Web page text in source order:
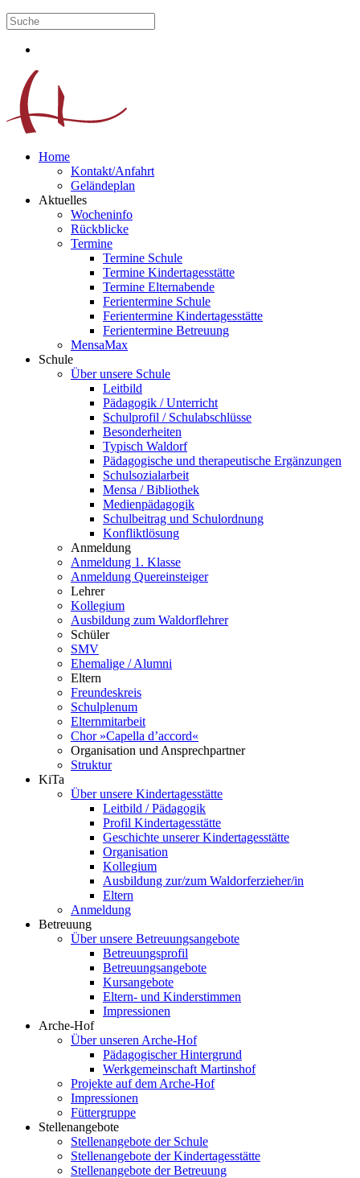
Home
Kontakt/Anfahrt
Geländeplan
Aktuelles
Wocheninfo
Rückblicke
Termine
Termine Schule
Termine Kindertagesstätte
Termine Elternabende
Ferientermine Schule
Ferientermine Kindertagesstätte
Ferientermine Betreuung
MensaMax
Schule
Über unsere Schule
Leitbild
Pädagogik / Unterricht
Schulprofil / Schulabschlüsse
Besonderheiten
Typisch Waldorf
Pädagogische und therapeutische Ergänzungen
Schulsozialarbeit
Mensa / Bibliothek
Medienpädagogik
Schulbeitrag und Schulordnung
Konfliktlösung
Anmeldung
Anmeldung 1. Klasse
Anmeldung Quereinsteiger
Lehrer
Kollegium
Ausbildung zum Waldorflehrer
Schüler
SMV
Ehemalige / Alumni
Eltern
Freundeskreis
Schulplenum
Elternmitarbeit
Chor »Capella d’accord«
Organisation und Ansprechpartner
Struktur
KiTa
Über unsere Kindertagesstätte
Leitbild / Pädagogik
Profil Kindertagesstätte
Geschichte unserer Kindertagesstätte
Organisation
Kollegium
Ausbildung zur/zum Waldorferzieher/in
Eltern
Anmeldung
Betreuung
Über unsere Betreuungsangebote
Betreuungsprofil
Betreuungsangebote
Kursangebote
Eltern- und Kinderstimmen
Impressionen
Arche-Hof
Über unseren Arche-Hof
Pädagogischer Hintergrund
Werkgemeinschaft Martinshof
Projekte auf dem Arche-Hof
Impressionen
Füttergruppe
Stellenangebote
Stellenangebote der Schule
Stellenangebote der Kindertagesstätte
Stellenangebote der Betreuung